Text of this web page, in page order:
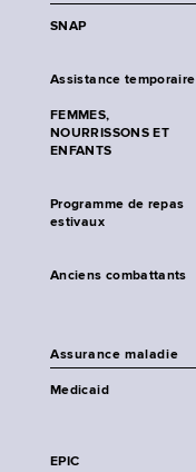
SNAP
Assistance temporaire
FEMMES,
NOURRISSONS ET
ENFANTS
Programme de repas
estivaux
Anciens combattants
Assurance maladie
Medicaid
EPIC